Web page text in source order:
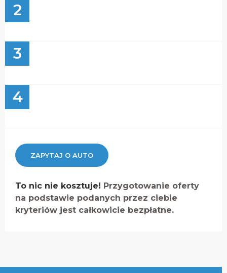
2
3
4
ZAPYTAJ O AUTO
To nic nie kosztuje! Przygotowanie oferty
na podstawie podanych przez ciebie
kryteriów jest całkowicie bezpłatne.